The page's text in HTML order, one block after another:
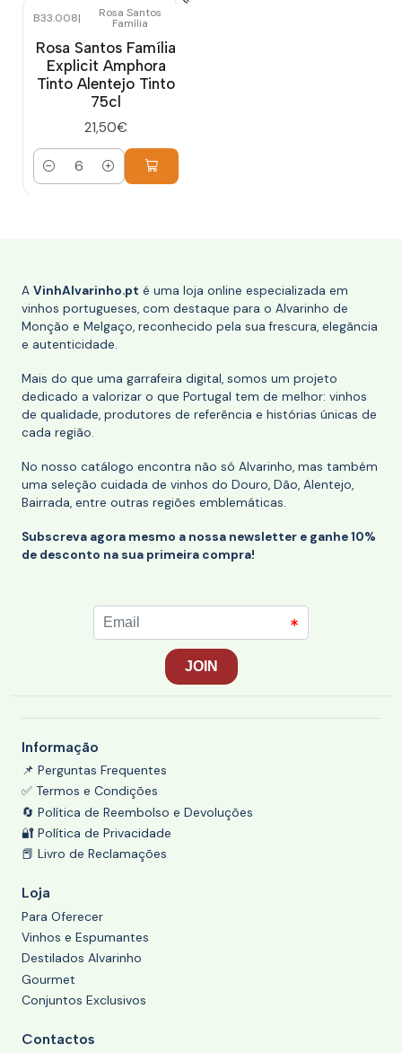
B33.008| Rosa Santos
Família
Rosa Santos Família
Explicit Amphora
Tinto Alentejo Tinto
75cl
21,50€
Quantidade
A VinhAlvarinho.pt é uma loja online especializada em
vinhos portugueses, com destaque para o Alvarinho de
Monção e Melgaço, reconhecido pela sua frescura, elegância
e autenticidade.
Mais do que uma garrafeira digital, somos um projeto
dedicado a valorizar o que Portugal tem de melhor: vinhos
de qualidade, produtores de referência e histórias únicas de
cada região.
No nosso catálogo encontra não só Alvarinho, mas também
uma seleção cuidada de vinhos do Douro, Dão, Alentejo,
Bairrada, entre outras regiões emblemáticas.
Subscreva agora mesmo a nossa newsletter e ganhe 10%
de desconto na sua primeira compra!
Informação
📌 Perguntas Frequentes
✅ Termos e Condições
🔄 Política de Reembolso e Devoluções
🔐 Política de Privacidade
📕 Livro de Reclamações
Loja
Para Oferecer
Vinhos e Espumantes
Destilados Alvarinho
Gourmet
Conjuntos Exclusivos
Contactos